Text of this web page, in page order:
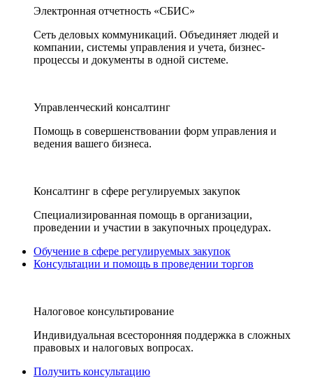
Электронная отчетность «СБИС»
Сеть деловых коммуникаций. Объединяет людей и
компании, системы управления и учета, бизнес-
процессы и документы в одной системе.
Управленческий консалтинг
Помощь в совершенствовании форм управления и
ведения вашего бизнеса.
Консалтинг в сфере регулируемых закупок
Специализированная помощь в организации,
проведении и участии в закупочных процедурах.
Обучение в сфере регулируемых закупок
Консультации и помощь в проведении торгов
Налоговое консультирование
Индивидуальная всесторонняя поддержка в сложных
правовых и налоговых вопросах.
Получить консультацию